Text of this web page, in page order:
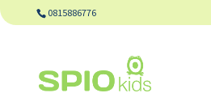
0815886776